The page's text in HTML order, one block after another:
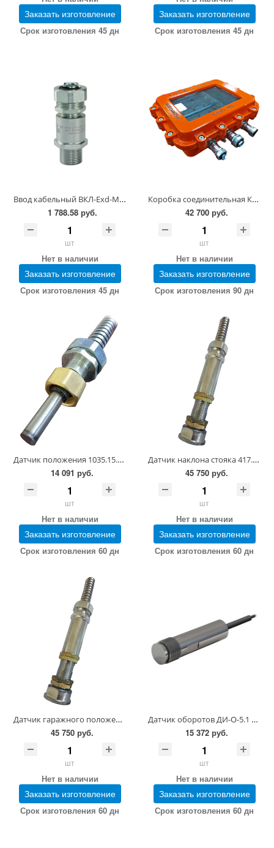
Заказать изготовление
Срок изготовления 45 дн
Заказать изготовление
Срок изготовления 45 дн
Ввод кабельный ВКЛ-Ехd-М-М20х1,5-11-12
1 788.58 руб.
шт
Нет в наличии
Заказать изготовление
Срок изготовления 45 дн
Коробка соединительная КП-80В-Б3-G1/4-М-9-10-Г1-G3/4-М-17-20-Г2-G1/2-М-13-15
42 700 руб.
шт
Нет в наличии
Заказать изготовление
Срок изготовления 90 дн
Датчик положения 1035.15.08.07.00
14 091 руб.
шт
Нет в наличии
Заказать изготовление
Срок изготовления 60 дн
Датчик наклона стояка 417.05.09.00.00-02
45 750 руб.
шт
Нет в наличии
Заказать изготовление
Срок изготовления 60 дн
Датчик гаражного положения стояка 417.03.13.04.00
45 750 руб.
шт
Нет в наличии
Заказать изготовление
Срок изготовления 60 дн
Датчик оборотов ДИ-О-5.1 1051.00.00.00-01 (Lкабеля=2500)
15 372 руб.
шт
Нет в наличии
Заказать изготовление
Срок изготовления 60 дн